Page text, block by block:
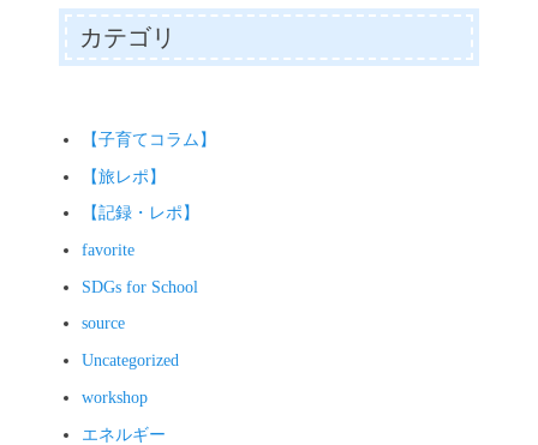
シ
ョ
稿:
カテゴリ
【子育てコラム】
【旅レポ】
【記録・レポ】
favorite
SDGs for School
source
Uncategorized
workshop
エネルギー